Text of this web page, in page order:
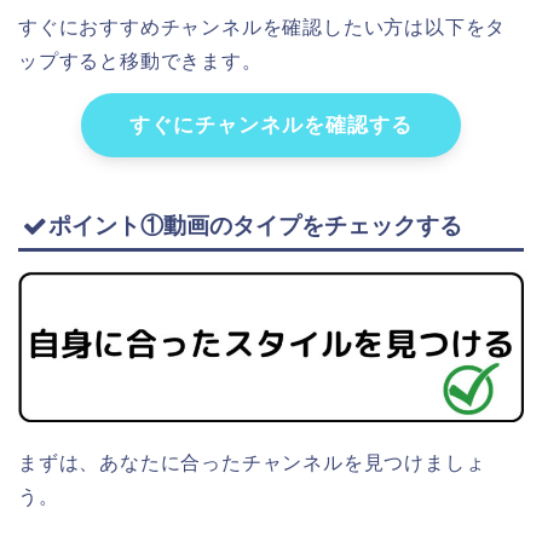
すぐにおすすめチャンネルを確認したい方は以下をタ
ップすると移動できます。
すぐにチャンネルを確認する
ポイント①動画のタイプをチェックする
まずは、あなたに合ったチャンネルを見つけましょ
う。